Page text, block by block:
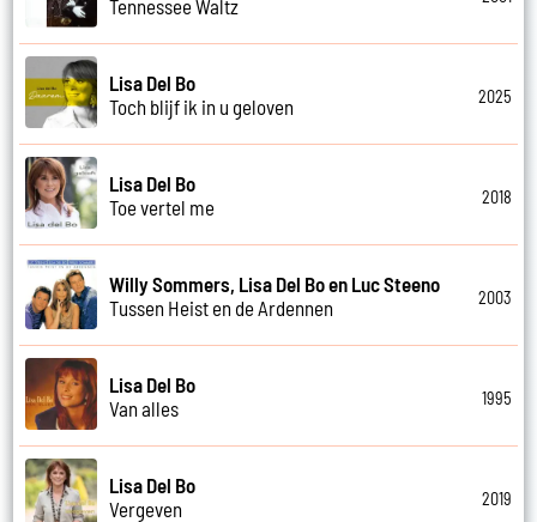
Tennessee Waltz
Lisa Del Bo
Toch blijf ik in u geloven
2025
Lisa Del Bo
Toe vertel me
2018
Willy Sommers, Lisa Del Bo en Luc Steeno
Tussen Heist en de Ardennen
2003
Lisa Del Bo
Van alles
1995
Lisa Del Bo
Vergeven
2019